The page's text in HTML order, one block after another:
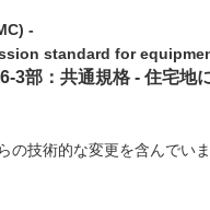
-
standard for
3部：共通規格 - 住宅地
の技術的な変更を含んでい